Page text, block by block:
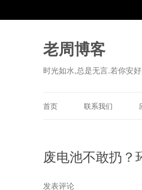
老周博客
时光如水,总是无言.若你安
首页 联系我们
废电池不敢扔？
发表评论